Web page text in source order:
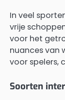
In veel
vrije
voor het
nuances van
voor spelers,
Soorten